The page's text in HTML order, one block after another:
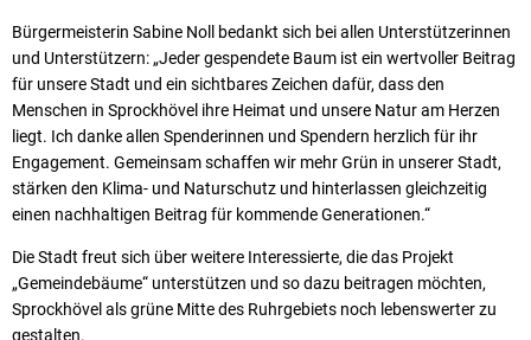
Bürgermeisterin Sabine Noll bedankt sich bei allen Unterstützerinnen
und Unterstützern: „Jeder gespendete Baum ist ein wertvoller Beitrag
für unsere Stadt und ein sichtbares Zeichen dafür, dass den
Menschen in Sprockhövel ihre Heimat und unsere Natur am Herzen
liegt. Ich danke allen Spenderinnen und Spendern herzlich für ihr
Engagement. Gemeinsam schaffen wir mehr Grün in unserer Stadt,
stärken den Klima- und Naturschutz und hinterlassen gleichzeitig
einen nachhaltigen Beitrag für kommende Generationen.“
Die Stadt freut sich über weitere Interessierte, die das Projekt
„Gemeindebäume“ unterstützen und so dazu beitragen möchten,
Sprockhövel als grüne Mitte des Ruhrgebiets noch lebenswerter zu
gestalten.